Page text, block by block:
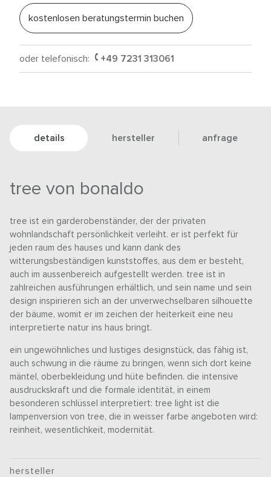
kostenlosen beratungstermin buchen
oder telefonisch: +49 7231 313061
details hersteller anfrage
tree von bonaldo
tree ist ein garderobenständer, der der privaten
wohnlandschaft persönlichkeit verleiht. er ist perfekt für
jeden raum des hauses und kann dank des
witterungsbeständigen kunststoffes, aus dem er besteht,
auch im aussenbereich aufgestellt werden. tree ist in
zahlreichen ausführungen erhältlich, und sein name und sein
design inspirieren sich an der unverwechselbaren silhouette
der bäume, womit er im zeichen der heiterkeit eine neu
interpretierte natur ins haus bringt.
ein ungewöhnliches und lustiges designstück, das fähig ist,
auch schwung in die räume zu bringen, wenn sich dort keine
mäntel, oberbekleidung und hüte befinden. die intensive
ausdruckskraft und die formale identität, in einem
besonderen schlüssel interpretiert: tree light ist die
lampenversion von tree, die in weisser farbe angeboten wird:
reinheit, wesentlichkeit, modernität.
hersteller